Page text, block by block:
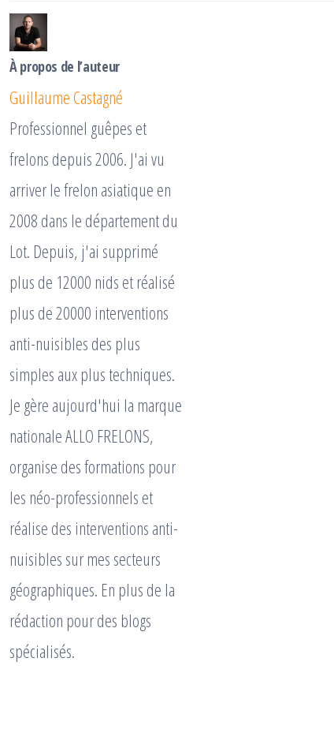
À propos de l’auteur
Guillaume Castagné
Professionnel guêpes et
frelons depuis 2006. J'ai vu
arriver le frelon asiatique en
2008 dans le département du
Lot. Depuis, j'ai supprimé
plus de 12000 nids et réalisé
plus de 20000 interventions
anti-nuisibles des plus
simples aux plus techniques.
Je gère aujourd'hui la marque
nationale ALLO FRELONS,
organise des formations pour
les néo-professionnels et
réalise des interventions anti-
nuisibles sur mes secteurs
géographiques. En plus de la
rédaction pour des blogs
spécialisés.